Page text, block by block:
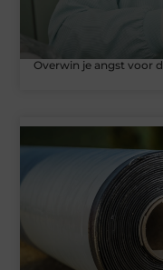
Overwin je angst voor